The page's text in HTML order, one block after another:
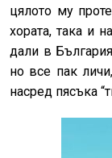
цялото му
хората, така и
дали в
но все пак
насред пясъка